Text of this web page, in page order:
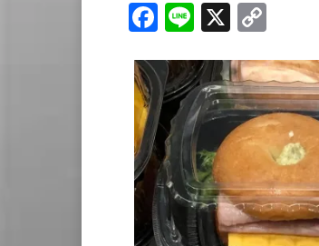
Fa
bo
ok
Li
X
y
Li
nk